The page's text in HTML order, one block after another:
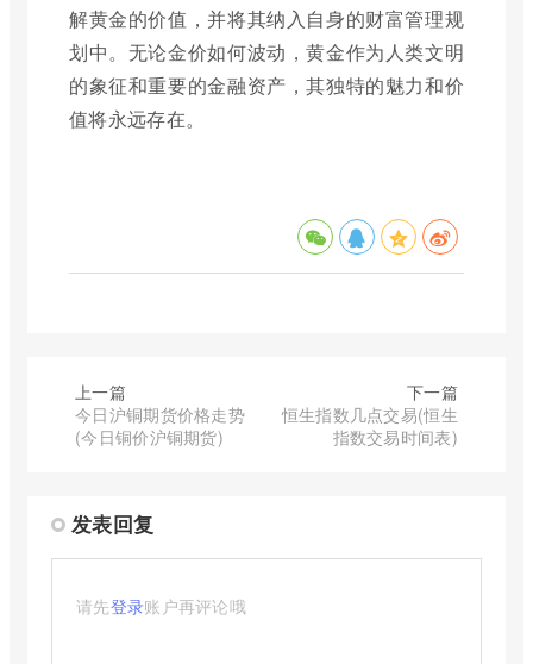
解黄金的价值，并将其纳入自身的财富管理规
划中。无论金价如何波动，黄金作为人类文明
的象征和重要的金融资产，其独特的魅力和价
值将永远存在。
上一篇
今日沪铜期货价格走势
(今日铜价沪铜期货)
下一篇
恒生指数几点交易(恒生
指数交易时间表)
发表回复
请先登录账户再评论哦